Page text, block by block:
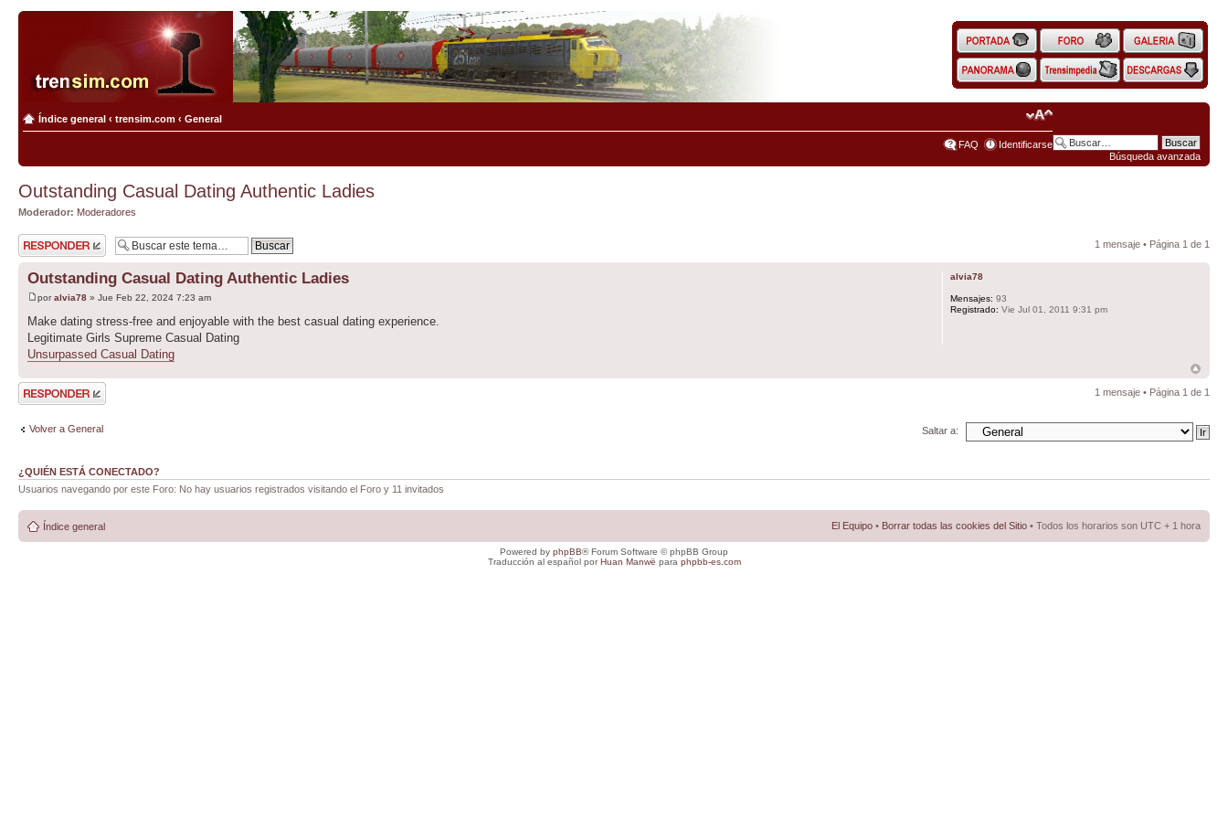
Búsqueda avanzada
Índice general ‹ trensim.com ‹ General
FAQ Identificarse
Outstanding Сasual Dating Authentic Ladies
Moderador: Moderadores
Publicar una
respuesta
1 mensaje • Página 1 de 1
Outstanding Сasual Dating Authentic Ladies
poralvia78 » Jue Feb 22, 2024 7:23 am
Make dating stress-free and enjoyable with the best casual dating experience.
Legitimate Girls Supreme Сasual Dating
Unsurpassed Сasual Dating
alvia78
Mensajes: 93
Registrado: Vie Jul 01, 2011 9:31 pm
Publicar una
respuesta
1 mensaje • Página 1 de 1
Volver a General Saltar a:
¿QUIÉN ESTÁ CONECTADO?
Usuarios navegando por este Foro: No hay usuarios registrados visitando el Foro y 11 invitados
Índice general El Equipo • Borrar todas las cookies del Sitio • Todos los horarios son UTC + 1 hora
Powered by phpBB® Forum Software © phpBB Group
Traducción al español porHuan Manwë para phpbb-es.com